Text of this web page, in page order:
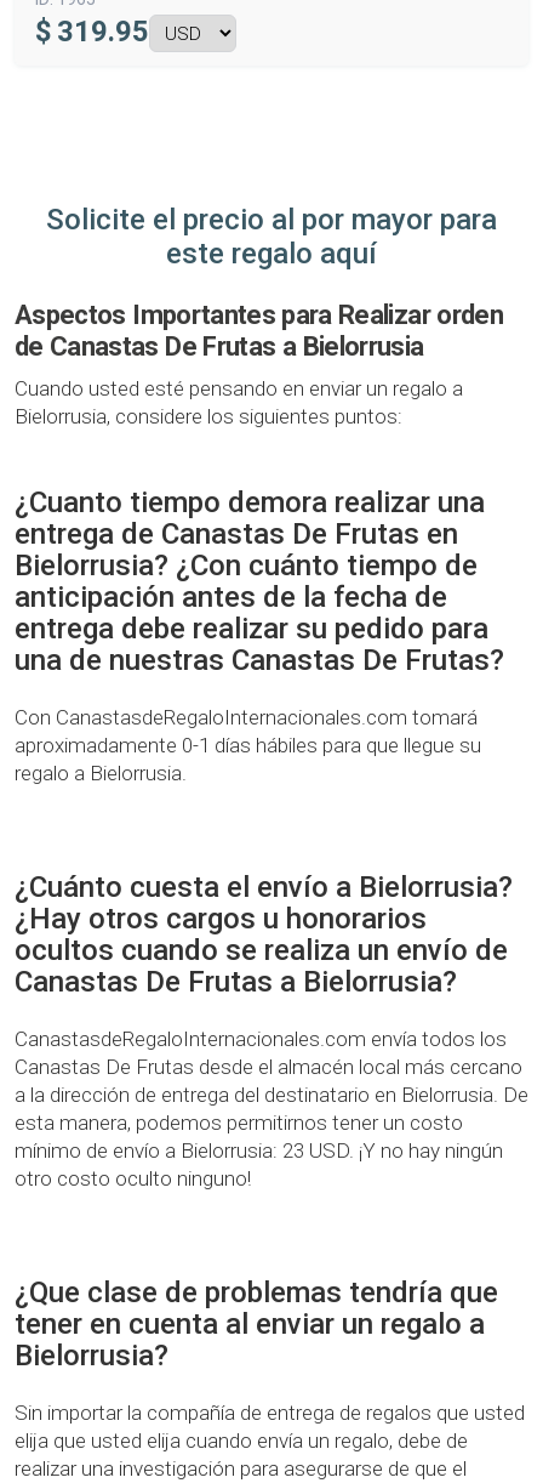
$ 319.95
Solicite el precio al por mayor para
este regalo aquí
Aspectos Importantes para Realizar orden
de Canastas De Frutas a Bielorrusia
Cuando usted esté pensando en enviar un regalo a
Bielorrusia, considere los siguientes puntos:
¿Cuanto tiempo demora realizar una
entrega de Canastas De Frutas en
Bielorrusia? ¿Con cuánto tiempo de
anticipación antes de la fecha de
entrega debe realizar su pedido para
una de nuestras Canastas De Frutas?
Con CanastasdeRegaloInternacionales.com tomará
aproximadamente 0-1 días hábiles para que llegue su
regalo a Bielorrusia.
¿Cuánto cuesta el envío a Bielorrusia?
¿Hay otros cargos u honorarios
ocultos cuando se realiza un envío de
Canastas De Frutas a Bielorrusia?
CanastasdeRegaloInternacionales.com envía todos los
Canastas De Frutas desde el almacén local más cercano
a la dirección de entrega del destinatario en Bielorrusia. De
esta manera, podemos permitirnos tener un costo
mínimo de envío a Bielorrusia: 23 USD. ¡Y no hay ningún
otro costo oculto ninguno!
¿Que clase de problemas tendría que
tener en cuenta al enviar un regalo a
Bielorrusia?
Sin importar la compañía de entrega de regalos que usted
elija que usted elija cuando envía un regalo, debe de
realizar una investigación para asegurarse de que el